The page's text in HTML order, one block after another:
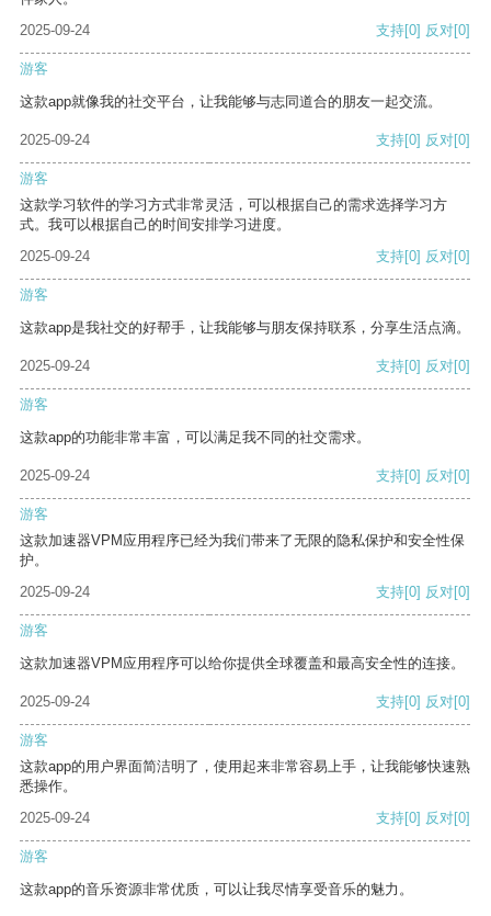
2025-09-24
支持[0] 反对[0]
游客
这款app就像我的社交平台，让我能够与志同道合的朋友一起交流。
2025-09-24 支持[0] 反对[0]
游客
这款学习软件的学习方式非常灵活，可以根据自己的需求选择学习方
式。我可以根据自己的时间安排学习进度。
2025-09-24
支持[0] 反对[0]
游客
这款app是我社交的好帮手，让我能够与朋友保持联系，分享生活点滴。
2025-09-24 支持[0] 反对[0]
游客
这款app的功能非常丰富，可以满足我不同的社交需求。
2025-09-24 支持[0] 反对[0]
游客
这款加速器VPM应用程序已经为我们带来了无限的隐私保护和安全性保
护。
2025-09-24
支持[0] 反对[0]
游客
这款加速器VPM应用程序可以给你提供全球覆盖和最高安全性的连接。
2025-09-24 支持[0] 反对[0]
游客
这款app的用户界面简洁明了，使用起来非常容易上手，让我能够快速熟
悉操作。
2025-09-24
支持[0] 反对[0]
游客
这款app的音乐资源非常优质，可以让我尽情享受音乐的魅力。